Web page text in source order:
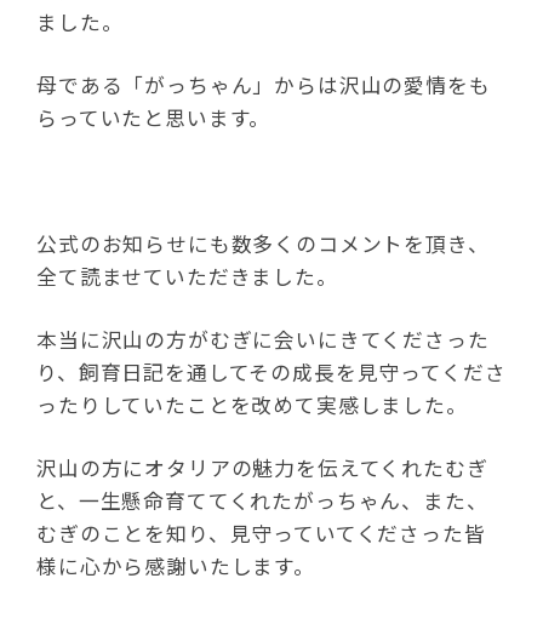
ました。
母である「がっちゃん」からは沢山の愛情をも
らっていたと思います。
公式のお知らせにも数多くのコメントを頂き、
全て読ませていただきました。
本当に沢山の方がむぎに会いにきてくださった
り、飼育日記を通してその成長を見守ってくださ
ったりしていたことを改めて実感しました。
沢山の方にオタリアの魅力を伝えてくれたむぎ
と、一生懸命育ててくれたがっちゃん、また、
むぎのことを知り、見守っていてくださった皆
様に心から感謝いたします。